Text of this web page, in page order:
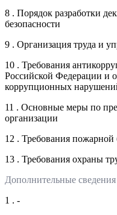
8 . Порядок разработки
безопасности
9 . Организация труда и
10 . Требования
Российской Федерации и
коррупционных
11 . Основные меры по
организации
12 . Требования пожарной
13 . Требования охраны
Дополнительные сведения
1 . -